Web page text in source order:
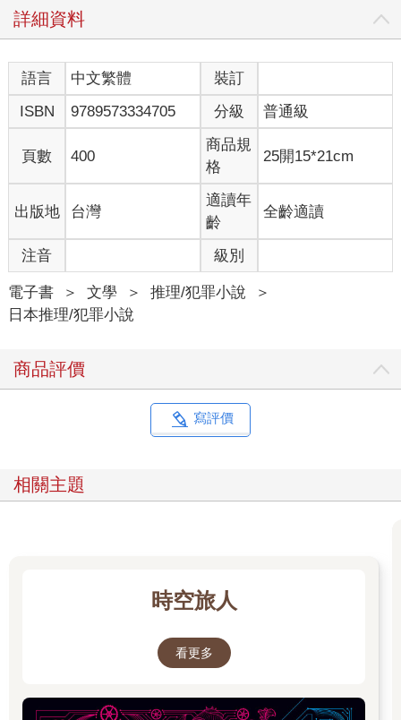
詳細資料
語言 中文繁體
裝訂
ISBN
9789573334705 分級 普通級
頁數 400
商品規
格
25開15*21cm
出版地 台灣
適讀年
齡
全齡適讀
注音 級別
電子書 ＞ 文學 ＞ 推理/犯罪小說
＞
日本推理/犯罪小說
商品評價
寫評價
相關主題
時空旅人
看更多